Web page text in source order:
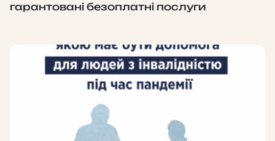
гарантовані безоплатні послуги